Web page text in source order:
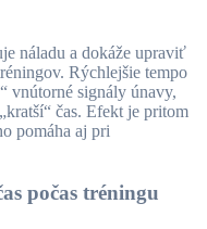
náladu a dokáže upraviť
Rýchlejšie tempo
vnútorné signály únavy,
čas. Efekt je pritom
pomáha aj pri
počas tréningu